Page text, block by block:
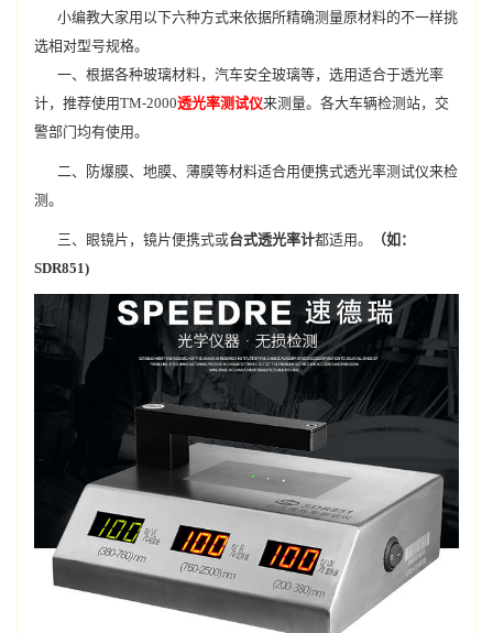
小编教大家用以下六种方式来依据所精确测量原材料的不一样挑
选相对型号规格。
一、根据各种玻璃材料，汽车安全玻璃等，选用适合于透光率
计，推荐使用TM-2000透光率测试仪来测量。各大车辆检测站，交
警部门均有使用。
二、防爆膜、地膜、薄膜等材料适合用便携式透光率测试仪来检
测。
三、眼镜片，镜片便携式或台式透光率计都适用。
（如：
SDR851)